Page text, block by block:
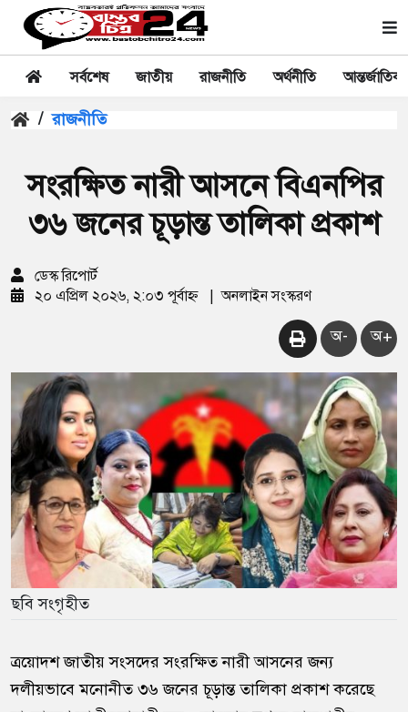
সর্বশেষ জাতীয় রাজনীতি অর্থনীতি আন্তর্জাতিক
/ রাজনীতি
সংরক্ষিত নারী আসনে বিএনপির
৩৬ জনের চূড়ান্ত তালিকা প্রকাশ
ডেস্ক রিপোর্ট
২০ এপ্রিল ২০২৬, ২:০৩ পূর্বাহ্ন
অনলাইন সংস্করণ
অ- অ+
ছবি সংগৃহীত
ত্রয়োদশ জাতীয় সংসদের সংরক্ষিত নারী আসনের জন্য
দলীয়ভাবে মনোনীত ৩৬ জনের চূড়ান্ত তালিকা প্রকাশ করেছে